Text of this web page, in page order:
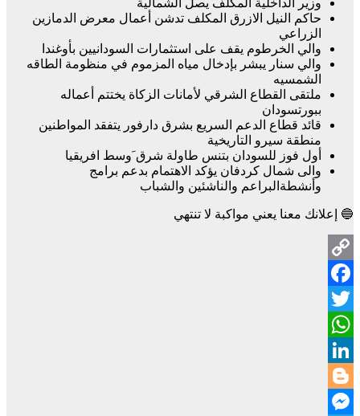
حاكم النيل الازرق المكلف تدشن أعمال معرض الدمازين
الزراعي
والي الخرطوم يقف على استثمارات السودانيين بأوغندا
والي سنار يبشر بإدخال مياه المزموم في منظومة الطاقه
الشمسيه
ملتقى القطاع الشرقي لأمانات الزكاة يختتم أعماله
ببورتسودان
قائد قطاع الدعم السريع بشرق دارفور يتفقد المواطنين
منطقة سيرو التاريخية
أول فوز للسودان بتنس طاولة شرق َوسط افريقيا
والى شمال كردفان يؤكد الاهتمام بدعم برامج
وأنشطةالبراعم والناشئين والشباب
🔵 إعلانك معنا يعني مواكبة لا تنتهي
Copy
Link
Facebook
Twitter
WhatsApp
LinkedIn
Blogger